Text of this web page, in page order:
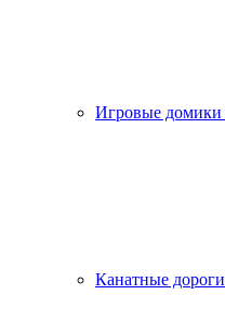
Игровые домики
Канатные дороги